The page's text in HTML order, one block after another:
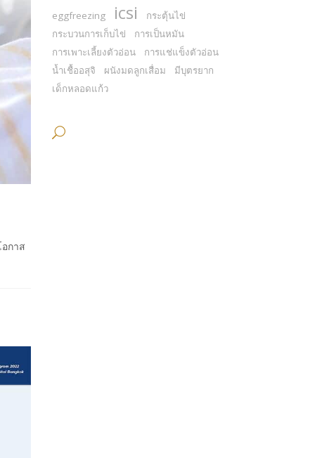
กาส
eggfreezing icsi
กระตุ้นไข่
กระบวนการเก็บไข่
การเป็นหมัน
การเพาะเลี้ยงตัวอ่อน
การแช่แข็งตัวอ่อน
น้ำเชื้ออสุจิ
ผนังมดลูกเสื่อม
มีบุตรยาก
เด็กหลอดแก้ว